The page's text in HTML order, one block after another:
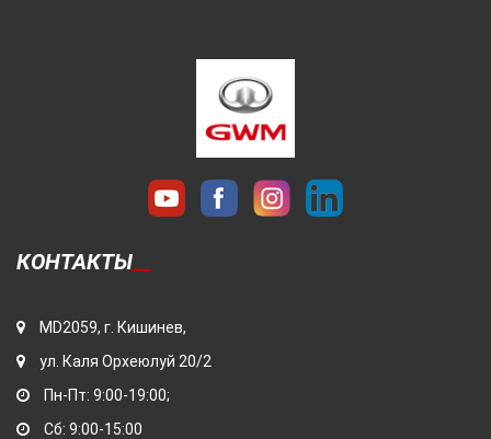
КОНТАКТЫ
MD2059, г. Кишинев,
ул. Каля Орхеюлуй 20/2
Пн-Пт: 9:00-19:00;
Сб: 9:00-15:00